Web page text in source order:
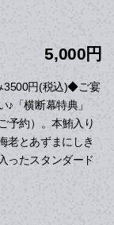
5,000円
3500円(税込)◆ご宴
「横断幕特典」
予約）。本鮪入り
老とあずまにしき
ったスタンダード